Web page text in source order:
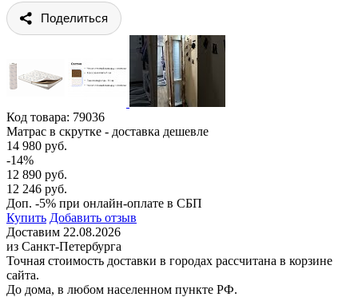
Поделиться
Код товара: 79036
Матрас в скрутке - доставка дешевле
14 980 руб.
-14%
12 890 руб.
12 246 руб.
Доп. -5% при онлайн-оплате в СБП
Купить Добавить отзыв
Доставим 22.08.2026
из Санкт-Петербурга
Точная стоимость доставки в городах рассчитана в корзине
сайта.
До дома, в любом населенном пункте РФ.